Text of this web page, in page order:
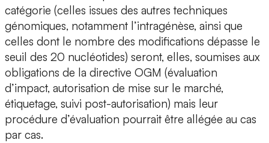
catégorie (celles issues des autres techniques
génomiques, notamment l’intragénèse, ainsi que
celles dont le nombre des modifications dépasse le
seuil des 20 nucléotides) seront, elles, soumises aux
obligations de la directive OGM (évaluation
d’impact, autorisation de mise sur le marché,
étiquetage, suivi post-autorisation) mais leur
procédure d’évaluation pourrait être allégée au cas
par cas.